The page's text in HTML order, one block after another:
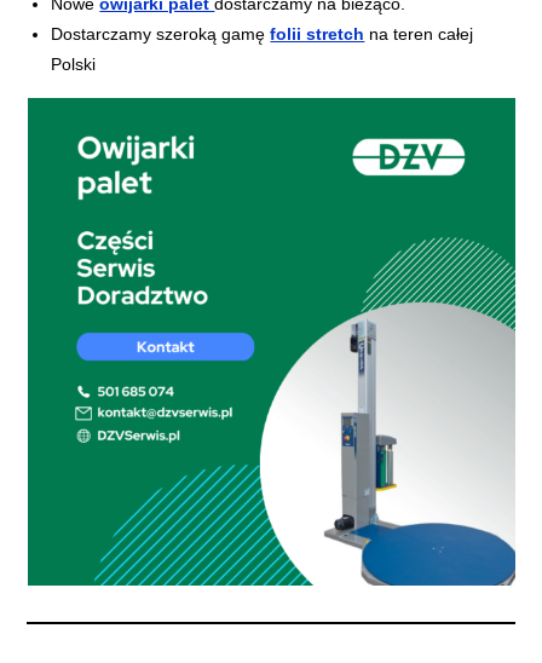
Dostarczamy szeroką gamęfolii stretch na teren całej
Polski